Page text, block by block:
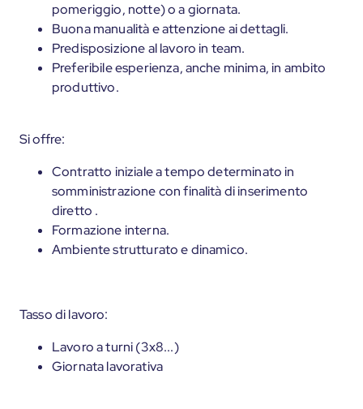
pomeriggio, notte) o a giornata.
Buona manualità e attenzione ai dettagli.
Predisposizione al lavoro in team.
Preferibile esperienza, anche minima, in ambito
produttivo.
Si offre:
Contratto iniziale a tempo determinato in
somministrazione con finalità di inserimento
diretto .
Formazione interna.
Ambiente strutturato e dinamico.
Tasso di lavoro:
Lavoro a turni (3x8...)
Giornata lavorativa